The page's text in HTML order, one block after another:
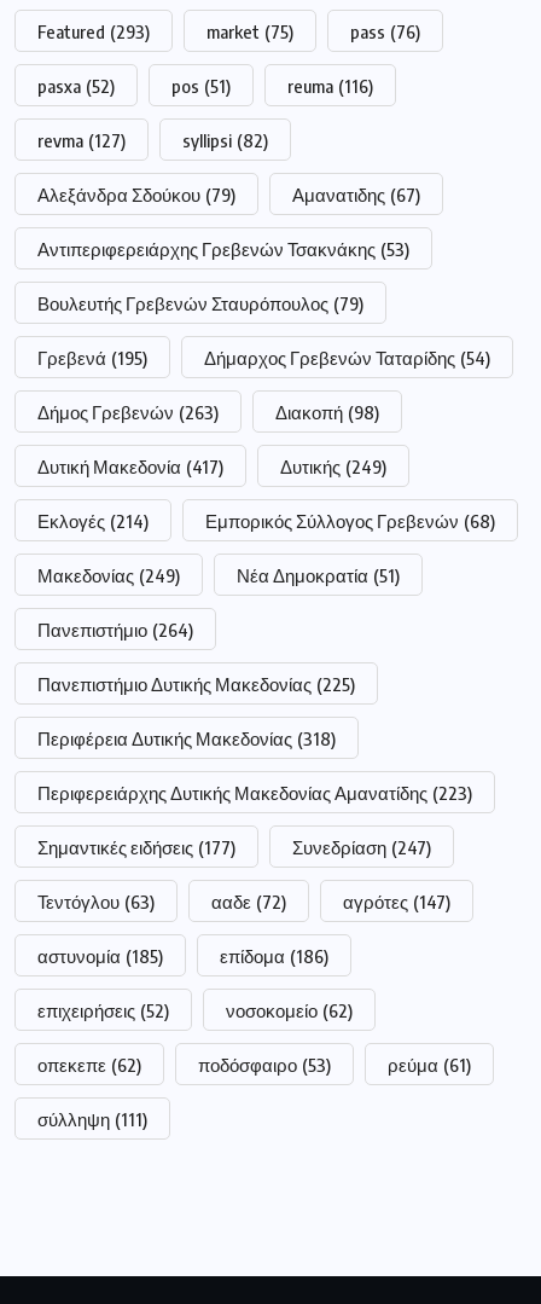
Featured (293) market (75) pass (76)
pasxa (52) pos (51) reuma (116)
revma (127) syllipsi (82)
Αλεξάνδρα Σδούκου (79) Αμανατιδης (67)
Αντιπεριφερειάρχης Γρεβενών Τσακνάκης (53)
Βουλευτής Γρεβενών Σταυρόπουλος (79)
Γρεβενά (195) Δήμαρχος Γρεβενών Ταταρίδης (54)
Δήμος Γρεβενών (263) Διακοπή (98)
Δυτική Μακεδονία (417) Δυτικής (249)
Εκλογές (214) Εμπορικός Σύλλογος Γρεβενών (68)
Μακεδονίας (249) Νέα Δημοκρατία (51)
Πανεπιστήμιο (264)
Πανεπιστήμιο Δυτικής Μακεδονίας (225)
Περιφέρεια Δυτικής Μακεδονίας (318)
Περιφερειάρχης Δυτικής Μακεδονίας Αμανατίδης (223)
Σημαντικές ειδήσεις (177) Συνεδρίαση (247)
Τεντόγλου (63) ααδε (72) αγρότες (147)
αστυνομία (185) επίδομα (186)
επιχειρήσεις (52) νοσοκομείο (62)
οπεκεπε (62) ποδόσφαιρο (53) ρεύμα (61)
σύλληψη (111)